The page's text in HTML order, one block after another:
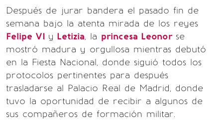
Después de jurar bandera el pasado fin de
semana bajo la atenta mirada de los reyes
Felipe VI y Letizia, la princesa Leonor se
mostró madura y orgullosa mientras debutó
en la Fiesta Nacional, donde siguió todos los
protocolos pertinentes para después
trasladarse al Palacio Real de Madrid, donde
tuvo la oportunidad de recibir a algunos de
sus compañeros de formación militar.